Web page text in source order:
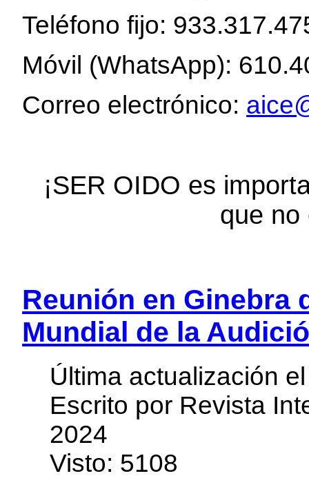
Teléfono fijo:
Móvil (WhatsApp):
Correo electrónico:
¡SER OIDO es
que no
Reunión en Ginebra
Mundial de la
Última actualización
Escrito por Revista
2024
Visto: 5108